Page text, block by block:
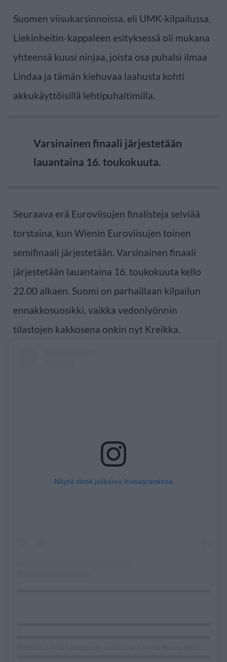
Suomen viisukarsinnoissa, eli UMK-kilpailussa,
Liekinheitin-kappaleen esityksessä oli mukana
yhteensä kuusi ninjaa, joista osa puhalsi ilmaa
Lindaa ja tämän kiehuvaa laahusta kohti
akkukäyttöisillä lehtipuhaltimilla.
Varsinainen finaali järjestetään
lauantaina 16. toukokuuta.
Seuraava erä Euroviisujen finalisteja selviää
torstaina, kun Wienin Euroviisujen toinen
semifinaali järjestetään. Varsinainen finaali
järjestetään lauantaina 16. toukokuuta kello
22.00 alkaen. Suomi on parhaillaan kilpailun
ennakkosuosikki, vaikka vedonlyönnin
tilastojen kakkosena onkin nyt Kreikka.
Näytä tämä julkaisu Instagramissa